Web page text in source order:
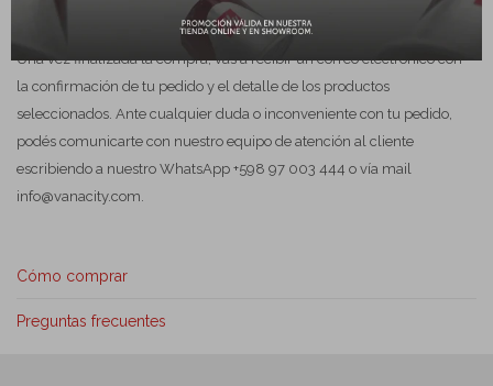
7. Confirmación del pedido
Una vez finalizada la compra, vas a recibir un correo electrónico con
la confirmación de tu pedido y el detalle de los productos
seleccionados. Ante cualquier duda o inconveniente con tu pedido,
podés comunicarte con nuestro equipo de atención al cliente
escribiendo a nuestro WhatsApp +598 97 003 444‬ o vía mail
info@vanacity.com.
Cómo comprar
Preguntas frecuentes